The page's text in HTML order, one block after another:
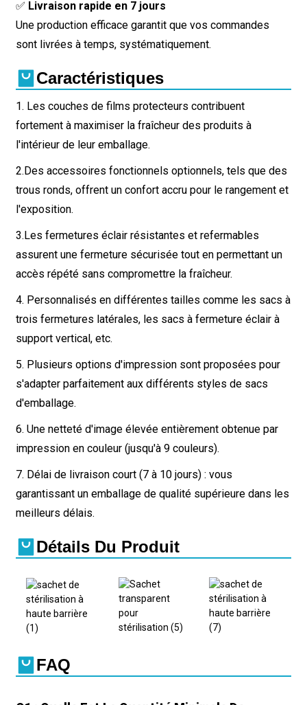
✅ Livraison rapide en 7 jours
Une production efficace garantit que vos commandes
sont livrées à temps, systématiquement.
Caractéristiques
1. Les couches de films protecteurs contribuent
fortement à maximiser la fraîcheur des produits à
l'intérieur de leur emballage.
2.Des accessoires fonctionnels optionnels, tels que des
trous ronds, offrent un confort accru pour le rangement et
l'exposition.
3.Les fermetures éclair résistantes et refermables
assurent une fermeture sécurisée tout en permettant un
accès répété sans compromettre la fraîcheur.
4. Personnalisés en différentes tailles comme les sacs à
trois fermetures latérales, les sacs à fermeture éclair à
support vertical, etc.
5. Plusieurs options d'impression sont proposées pour
s'adapter parfaitement aux différents styles de sacs
d'emballage.
6. Une netteté d'image élevée entièrement obtenue par
impression en couleur (jusqu'à 9 couleurs).
7. Délai de livraison court (7 à 10 jours) : vous
garantissant un emballage de qualité supérieure dans les
meilleurs délais.
Détails Du Produit
FAQ